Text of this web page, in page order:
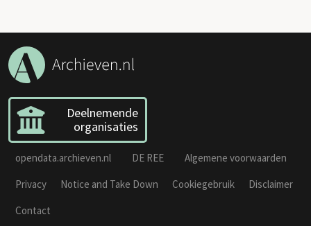
Deelnemende
organisaties
opendata.archieven.nl DE REE
Algemene voorwaarden
Privacy
Notice and Take Down Cookiegebruik
Disclaimer
Contact